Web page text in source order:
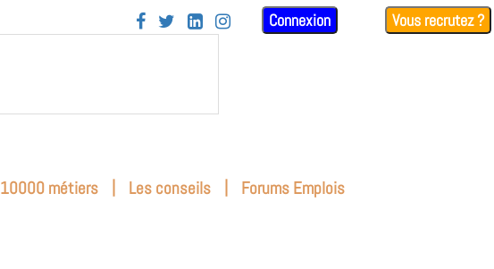
    Connexion Vous recrutez ?
10000 métiers | Les conseils | Forums Emplois